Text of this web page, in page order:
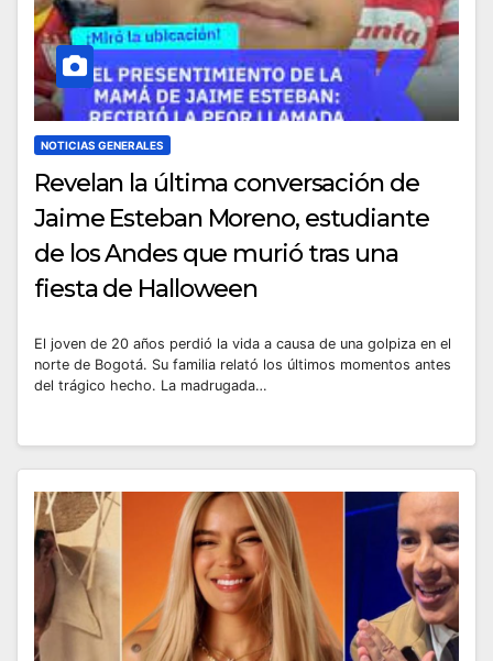
NOTICIAS GENERALES
Revelan la última conversación de
Jaime Esteban Moreno, estudiante
de los Andes que murió tras una
fiesta de Halloween
El joven de 20 años perdió la vida a causa de una golpiza en el
norte de Bogotá. Su familia relató los últimos momentos antes
del trágico hecho. La madrugada…